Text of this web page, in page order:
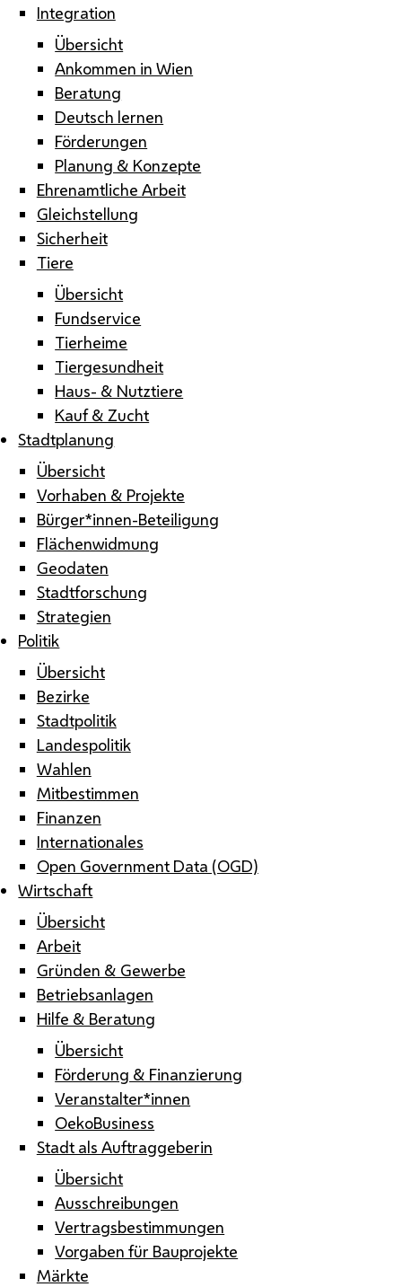
Integration
Übersicht
Ankommen in Wien
Beratung
Deutsch lernen
Förderungen
Planung & Konzepte
Ehrenamtliche Arbeit
Gleichstellung
Sicherheit
Tiere
Übersicht
Fundservice
Tierheime
Tiergesundheit
Haus- & Nutztiere
Kauf & Zucht
Stadtplanung
Übersicht
Vorhaben & Projekte
Bürger*innen-Beteiligung
Flächenwidmung
Geodaten
Stadtforschung
Strategien
Politik
Übersicht
Bezirke
Stadtpolitik
Landespolitik
Wahlen
Mitbestimmen
Finanzen
Internationales
Open Government Data (OGD)
Wirtschaft
Übersicht
Arbeit
Gründen & Gewerbe
Betriebsanlagen
Hilfe & Beratung
Übersicht
Förderung & Finanzierung
Veranstalter*innen
OekoBusiness
Stadt als Auftraggeberin
Übersicht
Ausschreibungen
Vertragsbestimmungen
Vorgaben für Bauprojekte
Märkte